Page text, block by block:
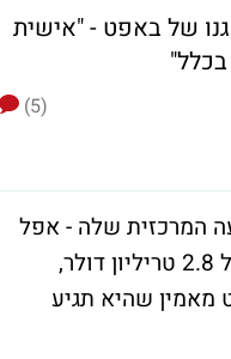
מאגנר, סגנו של באפט - "אישית
(5)
המרכזית שלה - אפל
שאתמול הגיעה לשיא אחרי דוחות טובים לרבעון הראשון. אפל נסחרת בשווי של 2.8 טריליון דולר,
של 3 טריליון דולר. באפט מאמין שהיא תגיע